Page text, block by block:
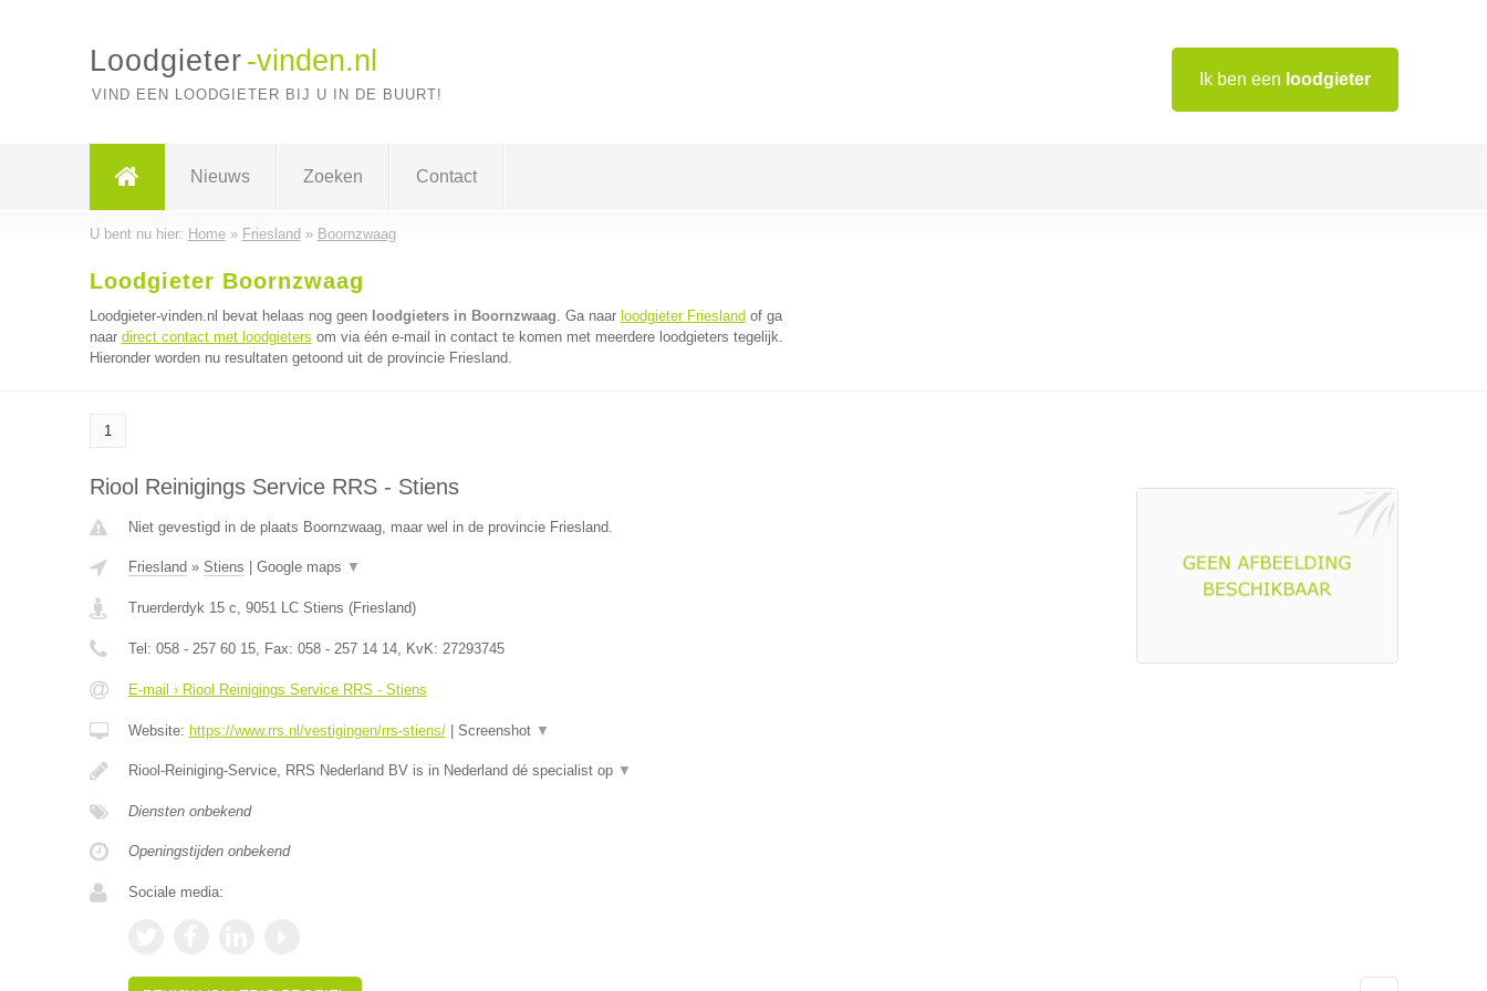
Ik ben een loodgieter
Loodgieter -vinden.nl
VIND EEN LOODGIETER BIJ U IN DE BUURT!
Nieuws Zoeken Contact
U bent nu hier: Home» Friesland » Boornzwaag
Loodgieter Boornzwaag
Loodgieter-vinden.nl bevat helaas nog geen loodgieters in Boornzwaag. Ga naar loodgieter Friesland of ga
naar direct contact met loodgieters om via één e-mail in contact te komen met meerdere loodgieters tegelijk.
Hieronder worden nu resultaten getoond uit de provincie Friesland.
1
Riool Reinigings Service RRS - Stiens
Niet gevestigd in de plaats Boornzwaag, maar wel in de provincie Friesland.
Friesland » Stiens Google maps ▼
Truerderdyk 15 c, 9051 LC Stiens (Friesland)
Tel: 058 - 257 60 15, Fax: 058 - 257 14 14, KvK: 27293745
E-mail › Riool Reinigings Service RRS - Stiens
Website: https://www.rrs.nl/vestigingen/rrs-stiens/| Screenshot ▼
Riool-Reiniging-Service, RRS Nederland BV is in Nederland dé specialist op ▼
Diensten onbekend
Openingstijden onbekend
Sociale media: